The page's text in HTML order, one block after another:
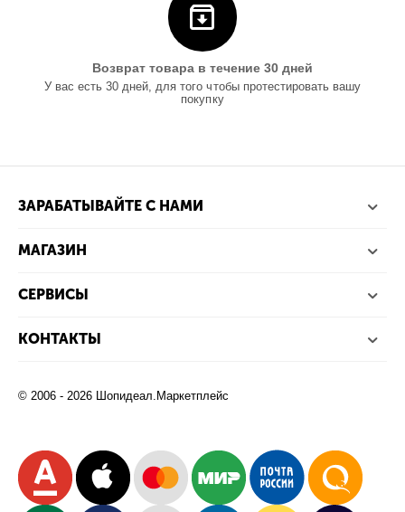
Возврат товара в течение 30 дней
У вас есть 30 дней, для того чтобы протестировать вашу
покупку
ЗАРАБАТЫВАЙТЕ С НАМИ
МАГАЗИН
СЕРВИСЫ
КОНТАКТЫ
© 2006 - 2026 Шопидеал.Маркетплейс